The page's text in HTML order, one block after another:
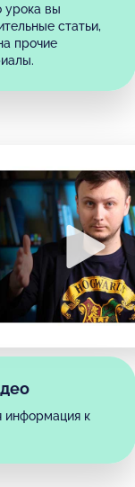
урока вы
статьи,
прочие
информация к